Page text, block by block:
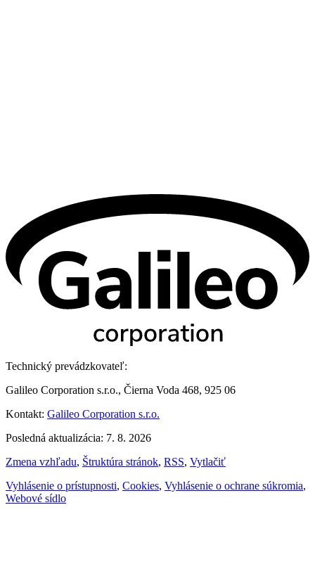
Technický prevádzkovateľ:
Galileo Corporation s.r.o., Čierna Voda 468, 925 06
Kontakt: Galileo Corporation s.r.o.
Posledná aktualizácia: 7. 8. 2026
Zmena vzhľadu, Štruktúra stránok, RSS, Vytlačiť
Vyhlásenie o prístupnosti, Cookies, Vyhlásenie o ochrane súkromia,
Webové sídlo